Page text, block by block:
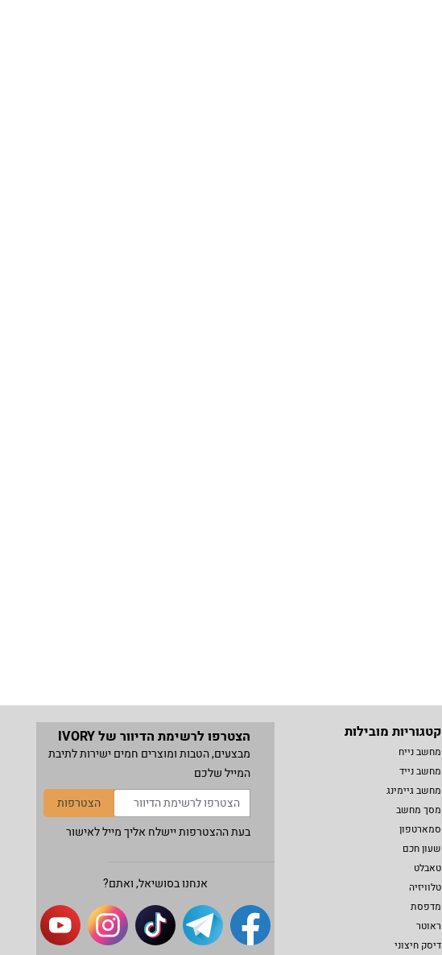
קטגוריות מובילות
מחשב נייח
מחשב נייד
מחשב גיימינג
מסך מחשב
סמארטפון
שעון חכם
טאבלט
טלוויזיה
מדפסת
ראוטר
דיסק חיצוני
הצטרפו לרשימת הדיוור של IVORY
מבצעים, הטבות ומוצרים חמים ישירות לתיבת
המייל שלכם
הצטרפות
בעת ההצטרפות יישלח אליך מייל לאישור
אנחנו בסושיאל, ואתם?